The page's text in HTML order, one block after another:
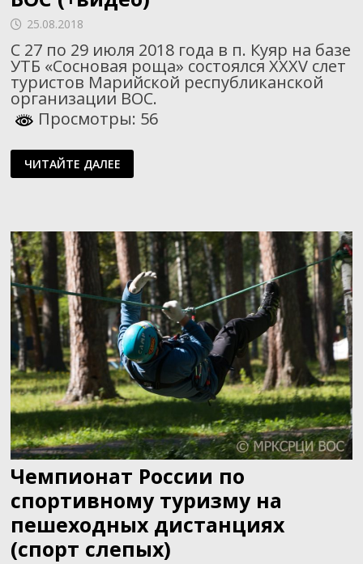
25.08.2018
С 27 по 29 июля 2018 года в п. Куяр на базе
УТБ «Сосновая роща» состоялся XXXV слет
туристов Марийской республиканской
организации ВОС.
Просмотры: 56
XXXV
СЛЕТ
ТУРИСТОВ
(+ВИДЕО)
ЧИТАЙТЕ ДАЛЕЕ
Чемпионат России по
спортивному туризму на
пешеходных дистанциях
(спорт слепых)